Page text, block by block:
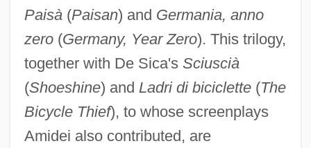
Paisà(Paisan) and Germania, anno
zero(Germany, Year Zero). This trilogy,
together with De Sica's Sciuscià
(Shoeshine) and Ladri di biciclette(The
Bicycle Thief), to whose screenplays
Amidei also contributed, are